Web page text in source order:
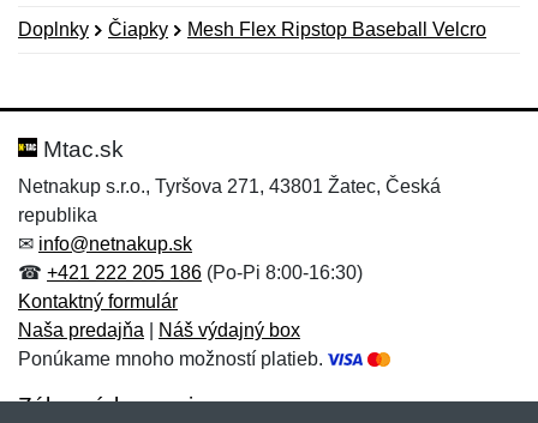
Doplnky Čiapky Mesh Flex Ripstop Baseball Velcro
Hodnotenie:
Meno:*
E-mail:
Meno:
E-mail:*
Správa*
Mtac.sk
Netnakup s.r.o., Tyršova 271, 43801 Žatec, Česká
republika
✉ info@netnakup.sk
☎ +421 222 205 186 (Po-Pi 8:00-16:30)
Kontaktný formulár
Naša predajňa
Náš výdajný box
Ponúkame mnoho možností platieb.
Zákaznícky servis